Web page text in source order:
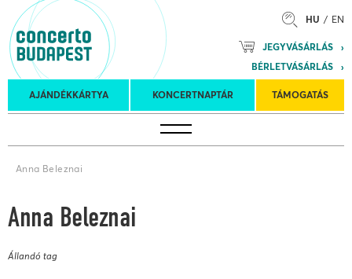
HU EN
JEGYVÁSÁRLÁS
BÉRLETVÁSÁRLÁS
AJÁNDÉKKÁRTYA KONCERTNAPTÁR TÁMOGATÁS
Koncertnaptár
turnék
Kulturális
Program
Felkéréses
koncertek
Anna Beleznai
Anna Beleznai
Állandó tag